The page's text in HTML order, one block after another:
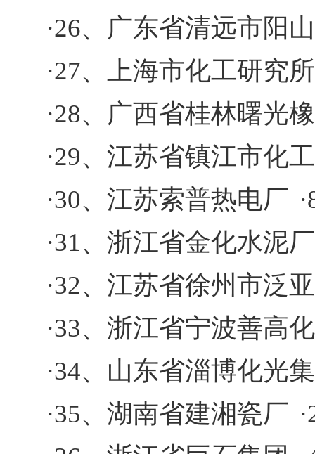
·26、广东省清远市阳
·27、上海市化工研究所
·28、广西省桂林曙光
·29、江苏省镇江市化
·30、江苏索普热电厂
·31、浙江省金化水泥厂
·32、江苏省徐州市泛
·33、浙江省宁波善高
·34、山东省淄博化光
·35、湖南省建湘瓷厂